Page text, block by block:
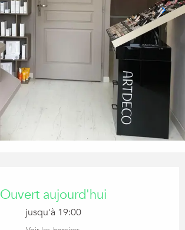
Ouvert aujourd'hui
jusqu'à 19:00